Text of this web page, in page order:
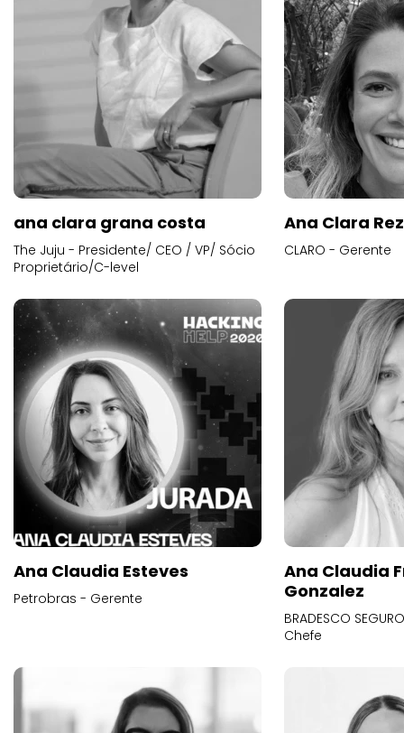
ana clara grana costa
The Juju - Presidente/ CEO / VP/ Sócio
Proprietário/C-level
Ana Clara
CLARO - Gerente
Ana Claudia Esteves
Petrobras - Gerente
Ana Claudia
Gonzalez
BRADESCO
Chefe